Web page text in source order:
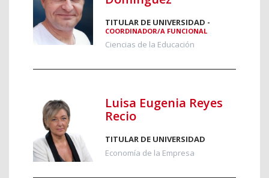
TITULAR DE UNIVERSIDAD -
COORDINADOR/A FUNCIONAL
Ciencias de la Educación
Luisa Eugenia Reyes
Recio
TITULAR DE UNIVERSIDAD
Economía de la Empresa